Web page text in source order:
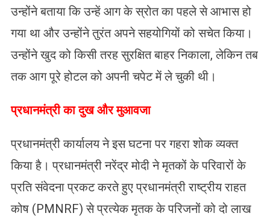
उन्होंने बताया कि उन्हें आग के स्रोत का पहले से आभास हो
गया था और उन्होंने तुरंत अपने सहयोगियों को सचेत किया।
उन्होंने खुद को किसी तरह सुरक्षित बाहर निकाला, लेकिन तब
तक आग पूरे होटल को अपनी चपेट में ले चुकी थी।
​प्रधानमंत्री का दुख और मुआवजा
प्रधानमंत्री कार्यालय ने इस घटना पर गहरा शोक व्यक्त
किया है। प्रधानमंत्री नरेंद्र मोदी ने मृतकों के परिवारों के
प्रति संवेदना प्रकट करते हुए प्रधानमंत्री राष्ट्रीय राहत
कोष (PMNRF) से प्रत्येक मृतक के परिजनों को दो लाख